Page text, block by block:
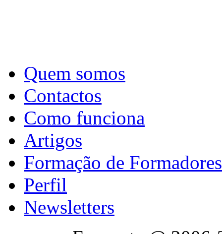
Quem somos
Contactos
Como funciona
Artigos
Formação de Formadores
Perfil
Newsletters